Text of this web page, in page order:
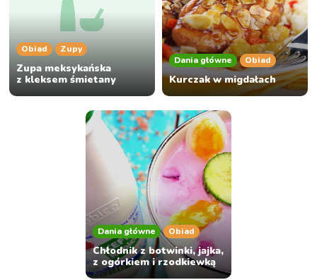
Obiad Zupy
Zupa meksykańska
z kleksem śmietany
Dania główne Obiad
Kurczak w migdałach
Dania główne Obiad
Chłodnik z botwinki, jajka,
z ogórkiem i rzodkiewką